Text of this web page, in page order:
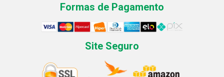
Formas de Pagamento
Site Seguro